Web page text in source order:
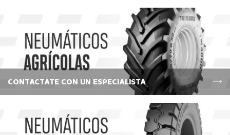
CONTACTATE CON UN ESPECIALISTA